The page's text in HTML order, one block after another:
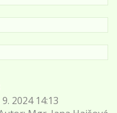
9. 2024 14:13